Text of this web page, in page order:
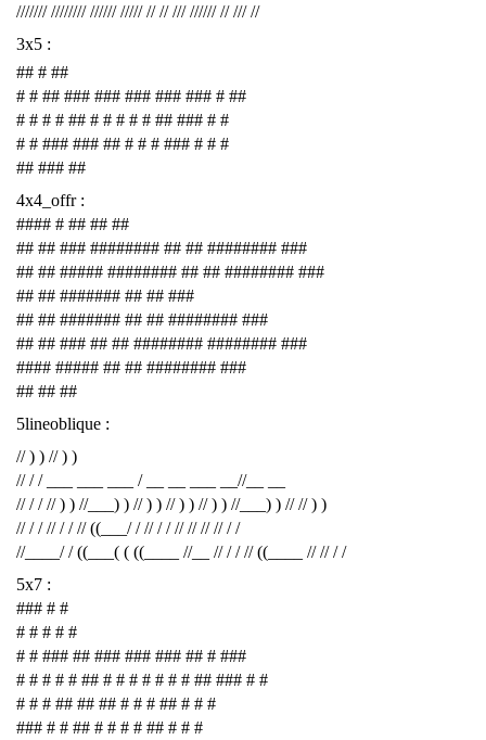
/////// //////// ////// ///// // // /// ////// // /// //
3x5 :
## # ##
# # ## ### ### ### ### ### # ##
# # # # ## # # # # # ## ### # #
# # ### ### ## # # # ### # # #
## ### ##
4x4_offr :
#### # ## ## ##
## ## ### ######## ## ## ######## ###
## ## ##### ######## ## ## ######## ###
## ## ####### ## ## ###
## ## ####### ## ## ######## ###
## ## ### ## ## ######## ######## ###
#### ##### ## ## ######## ###
## ## ##
5lineoblique :
// ) ) // ) )
// / / ___ ___ ___ / __ __ ___ __//__ __
// / / // ) ) //___) ) // ) ) // ) ) // ) ) //___) ) // // ) )
// / / // / / // ((___/ / // / / // // // // / /
//____/ / ((___( ( ((____ //__ // / / // ((____ // // / /
5x7 :
### # #
# # # # #
# # ### ## ### ### ### ## # ###
# # # # # ## # # # # # # # ## ### # #
# # # ## ## ## # # # ## # # #
### # # ## # # # # ## # # #